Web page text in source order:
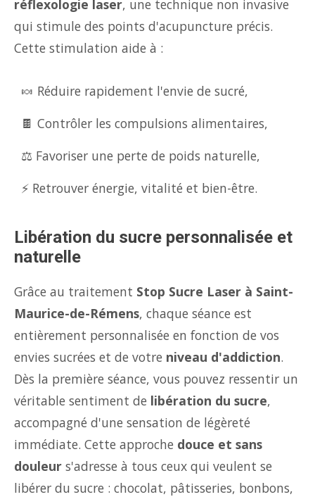
réflexologie laser, une technique non invasive
qui stimule des points d'acupuncture précis.
Cette stimulation aide à :
🍬 Réduire rapidement l'envie de sucré,
🍫 Contrôler les compulsions alimentaires,
⚖️ Favoriser une perte de poids naturelle,
⚡ Retrouver énergie, vitalité et bien-être.
Libération du sucre personnalisée et
naturelle
Grâce au traitement Stop Sucre Laser à Saint-
Maurice-de-Rémens, chaque séance est
entièrement personnalisée en fonction de vos
envies sucrées et de votre niveau d'addiction.
Dès la première séance, vous pouvez ressentir un
véritable sentiment de libération du sucre,
accompagné d'une sensation de légèreté
immédiate. Cette approche douce et sans
douleur s'adresse à tous ceux qui veulent se
libérer du sucre : chocolat, pâtisseries, bonbons,